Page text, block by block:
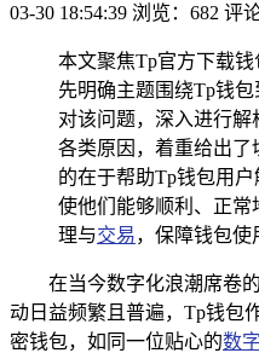
03-30 18:54:39 浏览：682 评
本文聚焦Tp官方下载钱
先明确主题围绕Tp钱
对该问题，深入进行
各类原因，着重给出了
的在于帮助Tp钱包用户
使他们能够顺利、正常
理与交易，保障钱包使
在当今数字化浪潮席卷
动日益频繁且普遍，Tp钱包
密钱包，如同一位贴心的数